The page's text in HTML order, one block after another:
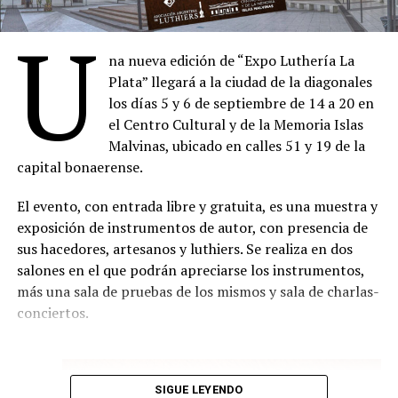
Cristina Banegas y Carmen Baliero. Espectáculo musical
que rescata y presenta públicamente una obra
temprana y poco conocida del emblemático compositor
austro-argentino Guillermo Gräetzer. El proyecto
propone recuperar e interpretar el Primer cuaderno de
canciones para canto y piano (1935-1939) de acuerdo
con la versión original del manuscrito. Se trata de su
primer cuaderno de canciones, compuesto durante sus
primer año en Buenos Aires, sobre textos de Hesse,
Rilke, Klabund, Bethge, Heine y Hille.
Sábado 15.08, 18 h en la Capilla
Compañía Oblicua con dirección de Marcelo Delgado.
Lautaro Abrego(clarinetes), Carolina Cervetto (saxos),
sin cargo mediante reserva previa, aunque el público
correspondiente en cada milonga, sujeto a la capacidad
La programación completa y los formularios para
reservar entradas gratuitas pueden consultarse en el
sitio oficial de la Semana de las Milongas.
Comparte esto:
U
na nueva edición de “Expo Luthería La
Plata” llegará a la ciudad de la diagonales
los días 5 y 6 de septiembre de 14 a 20 en
el Centro Cultural y de la Memoria Islas
Malvinas, ubicado en calles 51 y 19 de la
capital bonaerense.
El evento, con entrada libre y gratuita, es una muestra y
exposición de instrumentos de autor, con presencia de
sus hacedores, artesanos y luthiers. Se realiza en dos
salones en el que podrán apreciarse los instrumentos,
más una sala de pruebas de los mismos y sala de charlas-
conciertos.
SIGUE LEYENDO